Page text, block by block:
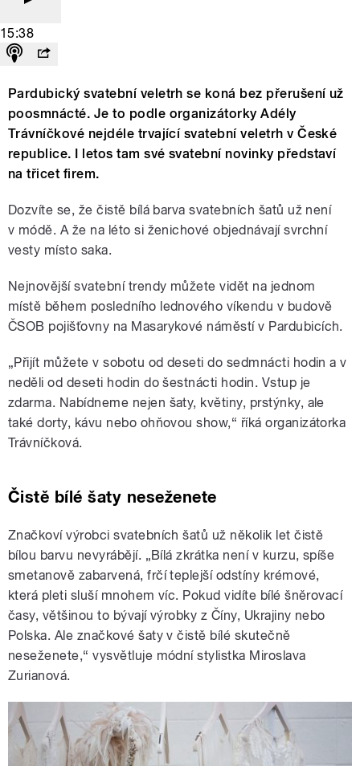
15:38
Pardubický svatební veletrh se koná bez přerušení už
poosmnácté. Je to podle organizátorky Adély
Trávníčkové nejdéle trvající svatební veletrh v České
republice. I letos tam své svatební novinky představí
na třicet firem.
Dozvíte se, že čistě bílá barva svatebních šatů už není
v módě. A že na léto si ženichové objednávají svrchní
vesty místo saka.
Nejnovější svatební trendy můžete vidět na jednom
místě během posledního lednového víkendu v budově
ČSOB pojišťovny na Masarykové náměstí v Pardubicích.
„Přijít můžete v sobotu od deseti do sedmnácti hodin a v
neděli od deseti hodin do šestnácti hodin. Vstup je
zdarma. Nabídneme nejen šaty, květiny, prstýnky, ale
také dorty, kávu nebo ohňovou show,“ říká organizátorka
Trávníčková.
Čistě bílé šaty neseženete
Značkoví výrobci svatebních šatů už několik let čistě
bílou barvu nevyrábějí. „Bílá zkrátka není v kurzu, spíše
smetanově zabarvená, frčí teplejší odstíny krémové,
která pleti sluší mnohem víc. Pokud vidíte bílé šněrovací
časy, většinou to bývají výrobky z Číny, Ukrajiny nebo
Polska. Ale značkové šaty v čistě bílé skutečně
neseženete,“ vysvětluje módní stylistka Miroslava
Zurianová.